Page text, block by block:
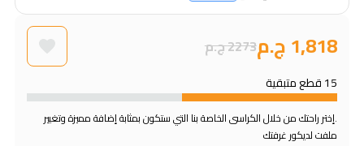
1,818 ج.م 2273 ج.م
15 قطع متبقية
.إختر راحتك من خلال الكراسى الخاصة بنا التي ستكون بمثابة إضافة مميزة وتغيير
ملفت لديكور غرفتك